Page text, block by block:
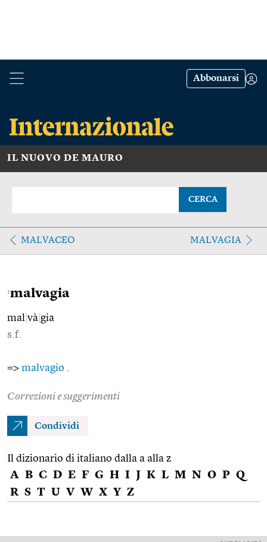
Abbonarsi
IL NUOVO DE MAURO
CERCA
MALVACEO MALVAGIA
1malvagia
mal và gia
s.f.
=> malvagio
Correzioni e suggerimenti
Condividi
Il dizionario di italiano dalla a alla z
A B C D E F G H I J K L M N O P Q
R S T U V W X Y Z